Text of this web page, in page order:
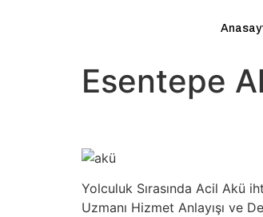
Esentepe
Yolculuk Sırasında Acil Akü
Uzmanı Hizmet Anlayışı ve